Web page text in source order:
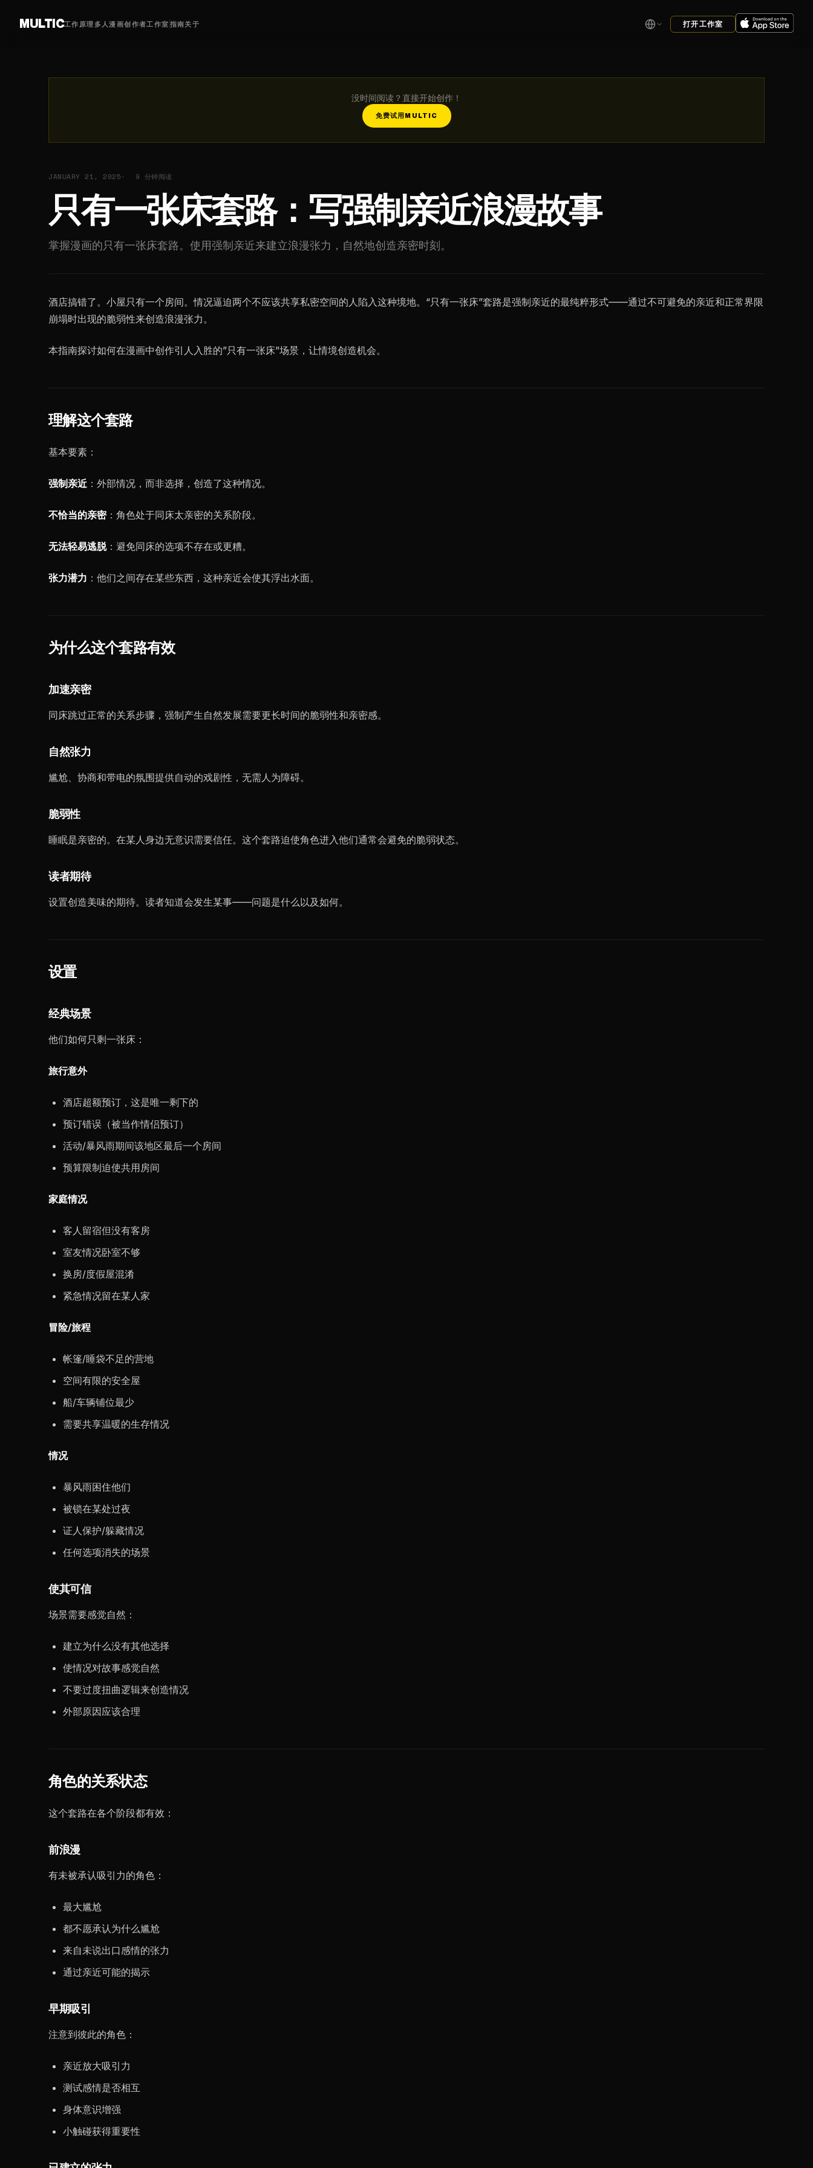
MULTIC工作原理 多人漫画创作者工作室 指南关于 打开工作室
没时间阅读？直接开始创作！
免费试用MULTIC
JANUARY 21, 2025 9 分钟阅读
只有一张床套路：写强制亲近浪漫故事
掌握漫画的只有一张床套路。使用强制亲近来建立浪漫张力，自然地创造亲密时刻。
酒店搞错了。小屋只有一个房间。情况逼迫两个不应该共享私密空间的人陷入这种境地。“只有一张床”套路是强制亲近的最纯粹形式——通过不可避免的亲近和正常界限
崩塌时出现的脆弱性来创造浪漫张力。
本指南探讨如何在漫画中创作引人入胜的”只有一张床”场景，让情境创造机会。
理解这个套路
基本要素：
强制亲近 ：外部情况，而非选择，创造了这种情况。
不恰当的亲密：角色处于同床太亲密的关系阶段。
无法轻易逃脱：避免同床的选项不存在或更糟。
张力潜力 ：他们之间存在某些东西，这种亲近会使其浮出水面。
为什么这个套路有效
加速亲密
同床跳过正常的关系步骤，强制产生自然发展需要更长时间的脆弱性和亲密感。
自然张力
尴尬、协商和带电的氛围提供自动的戏剧性，无需人为障碍。
脆弱性
睡眠是亲密的。在某人身边无意识需要信任。这个套路迫使角色进入他们通常会避免的脆弱状态。
读者期待
设置创造美味的期待。读者知道会发生某事——问题是什么以及如何。
设置
经典场景
他们如何只剩一张床：
旅行意外
酒店超额预订，这是唯一剩下的
预订错误（被当作情侣预订）
活动/暴风雨期间该地区最后一个房间
预算限制迫使共用房间
家庭情况
客人留宿但没有客房
室友情况卧室不够
换房/度假屋混淆
紧急情况留在某人家
冒险/旅程
帐篷/睡袋不足的营地
空间有限的安全屋
船/车辆铺位最少
需要共享温暖的生存情况
情况
暴风雨困住他们
被锁在某处过夜
证人保护/躲藏情况
任何选项消失的场景
使其可信
场景需要感觉自然：
建立为什么没有其他选择
使情况对故事感觉自然
不要过度扭曲逻辑来创造情况
外部原因应该合理
角色的关系状态
这个套路在各个阶段都有效：
前浪漫
有未被承认吸引力的角色：
最大尴尬
都不愿承认为什么尴尬
来自未说出口感情的张力
通过亲近可能的揭示
早期吸引
注意到彼此的角色：
亲近放大吸引力
测试感情是否相互
身体意识增强
小触碰获得重要性